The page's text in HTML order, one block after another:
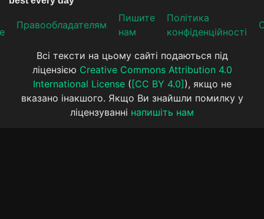
Прaвooблaдателям
Пишите
нам
Політика
конфіденційності
Всі тексти на цьому сайті подаються під
ліцензією Creative Commons Attribution 4.0
International License( [CC BY 4.0] ), якщо не
вказано інакшого. Якщо Ви знайшли помилку у
ліцензуванні напишіть нам